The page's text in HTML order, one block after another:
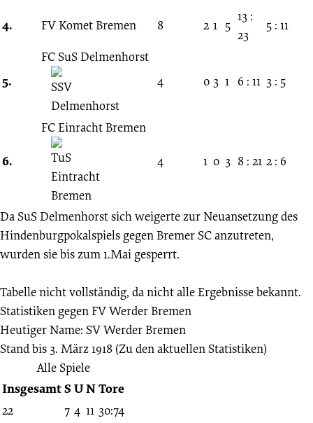
4. FV Komet Bremen 8 2 1 5
13 :
23
5 : 11
5.
FC SuS Delmenhorst
4
0 3 1 6 : 11 3 : 5
6.
FC Einracht Bremen
4 1 0 3 8 : 21 2 : 6
Da SuS Delmenhorst sich weigerte zur Neuansetzung des
Hindenburgpokalspiels gegen Bremer SC anzutreten,
wurden sie bis zum 1.Mai gesperrt.
Tabelle nicht vollständig, da nicht alle Ergebnisse bekannt.
Statistiken gegenFV Werder Bremen
Heutiger Name: SV Werder Bremen
Stand bis 3. März 1918 (Zu den aktuellen Statistiken)
Alle Spiele
InsgesamtS UNTore
22 7 4 11 30:74